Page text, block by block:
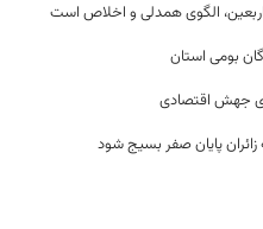
الگوی همدلی و اخلاص است
بومی استان
جهش اقتصادی
پایان صفر بسیج شود